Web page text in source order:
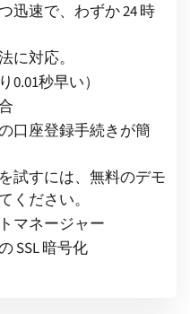
迅速で、わずか 24 時
に対応。
秒早い）
口座登録手続きが簡
試すには、無料のデモ
ください。
マネージャー
SSL 暗号化